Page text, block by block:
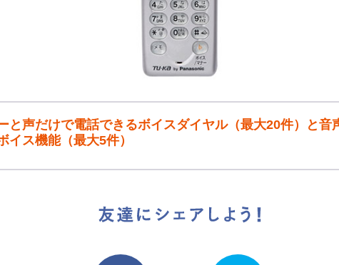
と声だけで電話できるボイスダイヤル（最大20件）と音
イス機能（最大5件）